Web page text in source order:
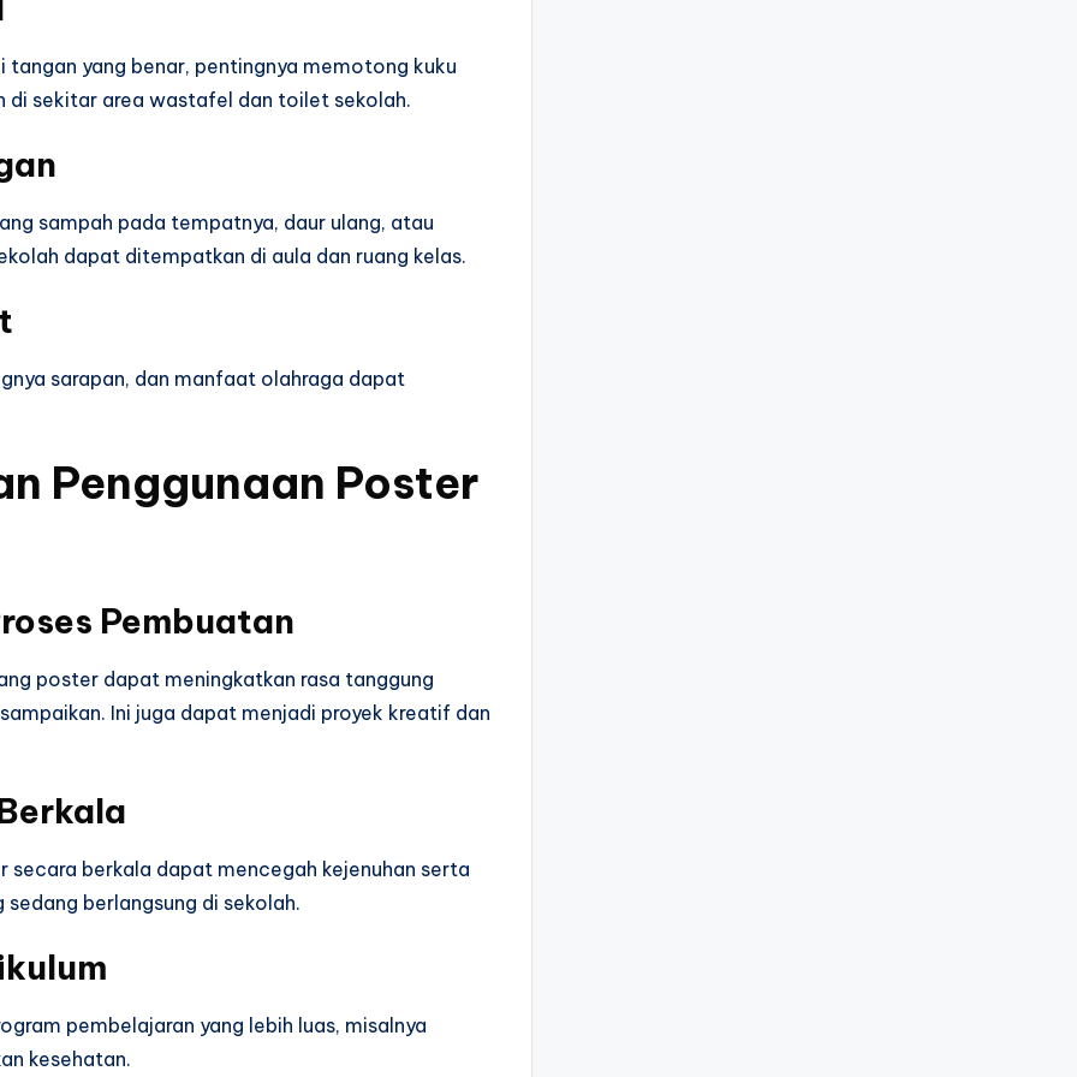
yang benar, pentingnya memotong kuku
di sekitar area wastafel dan toilet sekolah.
sampah pada tempatnya, daur ulang, atau
dapat ditempatkan di aula dan ruang kelas.
sarapan, dan manfaat olahraga dapat
Penggunaan Poster
Pembuatan
poster dapat meningkatkan rasa tanggung
Ini juga dapat menjadi proyek kreatif dan
berkala dapat mencegah kejenuhan serta
berlangsung di sekolah.
pembelajaran yang lebih luas, misalnya
kesehatan.